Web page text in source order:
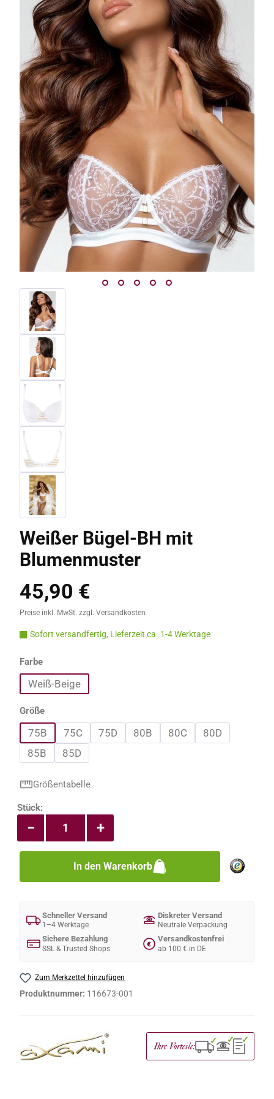
Weißer Bügel-BH mit
Blumenmuster
Regulärer Preis:
45,90 €
Preise inkl. MwSt. zzgl. Versandkosten
Sofort versandfertig, Lieferzeit ca. 1-4 Werktage
Farbeauswählen
Weiß-Beige
Größeauswählen
75B 75C 75D 80B 80C
80D
85B
85D
Größentabelle
Produkt Anzahl: Gib den gewünschten
Stück:
+
−
In den Warenkorb
Schneller Versand
1–4 Werktage
Diskreter Versand
Neutrale Verpackung
Sichere Bezahlung
SSL & Trusted Shops
€
Versandkostenfrei
ab 100 € in DE
Zum Merkzettel hinzufügen
Produktnummer: 116673-001
Ihre Vorteile: ✓ ✓ ✓